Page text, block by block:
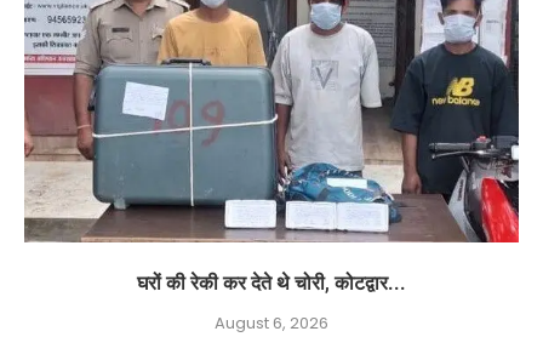
घरों की रेकी कर देते थे चोरी, कोटद्वार...
August 6, 2026